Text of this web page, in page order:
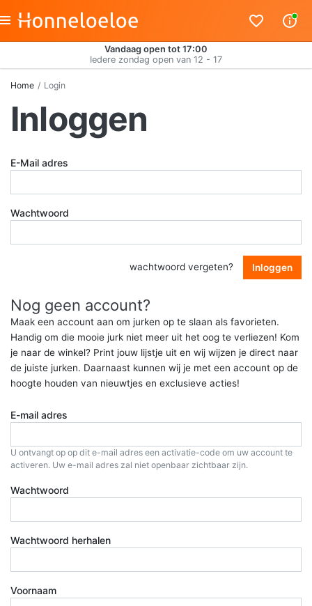
Vandaag open tot 17:00
Iedere zondag open van 12 - 17
Home Login
Inloggen
E-Mail adres
Wachtwoord
wachtwoord vergeten? Inloggen
Nog geen account?
Maak een account aan om jurken op te slaan als favorieten.
Handig om die mooie jurk niet meer uit het oog te verliezen! Kom
je naar de winkel? Print jouw lijstje uit en wij wijzen je direct naar
de juiste jurken. Daarnaast kunnen wij je met een account op de
hoogte houden van nieuwtjes en exclusieve acties!
E-mail adres
U ontvangt op op dit e-mail adres een activatie-code om uw account te
activeren. Uw e-mail adres zal niet openbaar zichtbaar zijn.
Wachtwoord
Wachtwoord herhalen
Voornaam